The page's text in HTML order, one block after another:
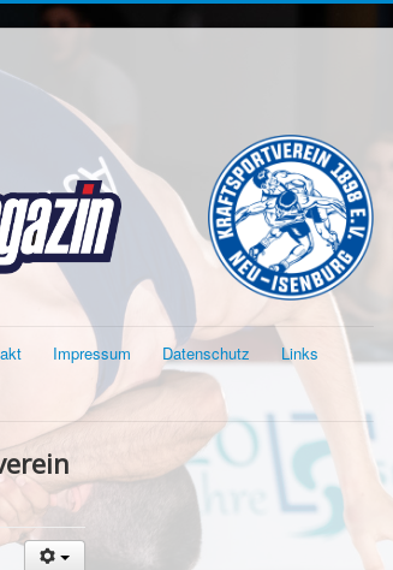
Impressum Datenschutz
Links